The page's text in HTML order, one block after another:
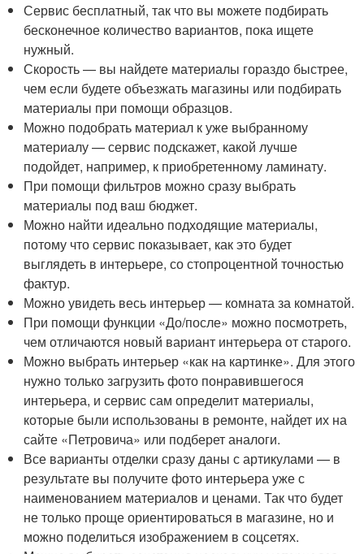
Сервис бесплатный, так что вы можете подбирать
бесконечное количество вариантов, пока ищете
нужный.
Скорость — вы найдете материалы гораздо быстрее,
чем если будете объезжать магазины или подбирать
материалы при помощи образцов.
Можно подобрать материал к уже выбранному
материалу — сервис подскажет, какой лучше
подойдет, например, к приобретенному ламинату.
При помощи фильтров можно сразу выбрать
материалы под ваш бюджет.
Можно найти идеально подходящие материалы,
потому что сервис показывает, как это будет
выглядеть в интерьере, со стопроцентной точностью
фактур.
Можно увидеть весь интерьер — комната за комнатой.
При помощи функции «До/после» можно посмотреть,
чем отличаются новый вариант интерьера от старого.
Можно выбрать интерьер «как на картинке». Для этого
нужно только загрузить фото понравившегося
интерьера, и сервис сам определит материалы,
которые были использованы в ремонте, найдет их на
сайте «Петровича» или подберет аналоги.
Все варианты отделки сразу даны с артикулами — в
результате вы получите фото интерьера уже с
наименованием материалов и ценами. Так что будет
не только проще ориентироваться в магазине, но и
можно поделиться изображением в соцсетях.